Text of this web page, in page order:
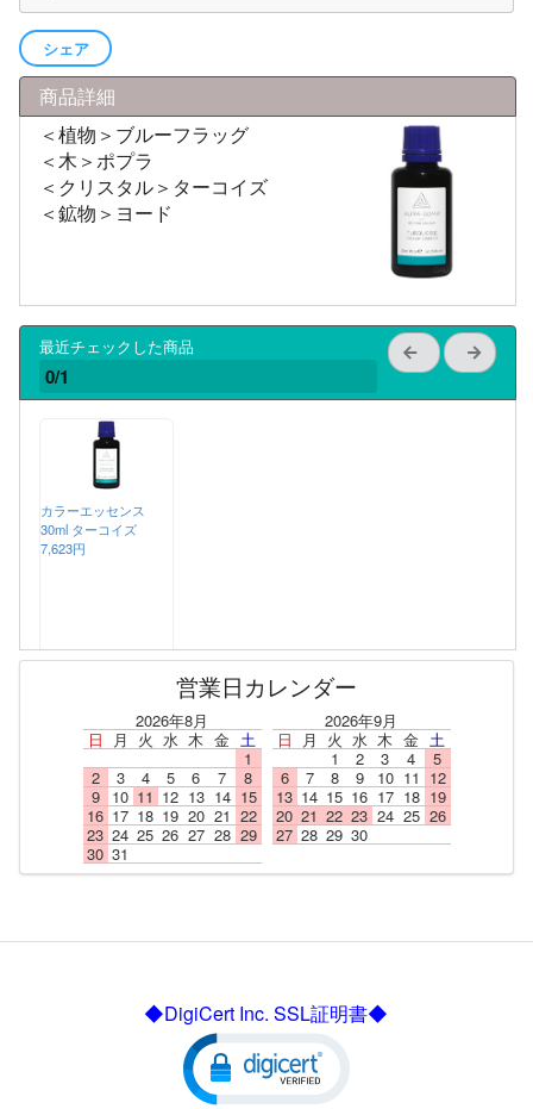
シェア
商品詳細
＜植物＞ブルーフラッグ
＜木＞ポプラ
＜クリスタル＞ターコイズ
＜鉱物＞ヨード
最近チェックした商品
0/1
カラーエッセンス
30ml ターコイズ
7,623円
営業日カレンダー
2026年8月
日
月 火 水 木 金 土
1
2
3 4 5 6 7
8
9
10 11 12 13 14 15
16 17 18 19 20 21 22
23 24 25 26 27 28 29
30 31
2026年9月
日
月 火 水 木 金 土
1
2 3 4
5
6
7 8 9 10 11 12
13 14 15 16 17 18 19
20 21 22 23 24 25 26
27 28 29 30
◆DigiCert Inc. SSL証明書◆